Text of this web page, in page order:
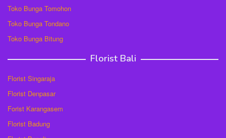
Toko Bunga Tomohon
Toko Bunga Tondano
Toko Bunga Bitung
Florist Bali
Florist Singaraja
Florist Denpasar
Forist Karangasem
Florist Badung